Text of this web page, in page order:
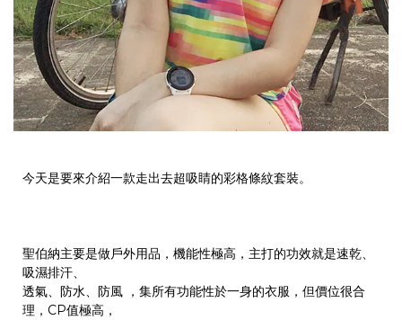
今天是要來介紹一款走出去超吸睛的彩格條紋套裝。
聖伯納主要是做戶外用品，機能性極高，主打的功效就是速乾、
吸濕排汗、
透氣、防水、防風 ，集所有功能性於一身的衣服，但價位很合
理，CP值極高，